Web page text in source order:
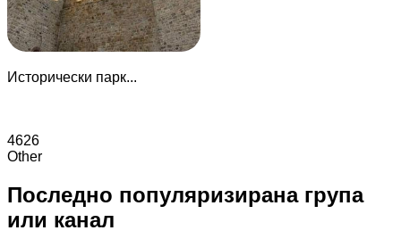
Исторически парк...
4626
Other
Последно популяризирана група
или канал